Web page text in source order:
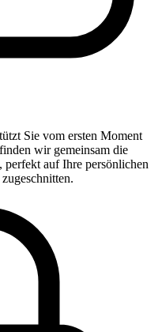
Sie vom ersten Moment
wir gemeinsam die
auf Ihre persönlichen